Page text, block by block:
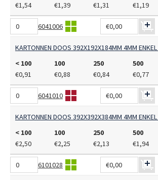
€1,54
€1,39 €1,31 €1,19
6041006 €0,00
KARTONNEN DOOS 392X192X184MM 4MM
< 100
100 250 500
€0,91
€0,88 €0,84 €0,77
6041010 €0,00
KARTONNEN DOOS 392X392X384MM 4MM
< 100
100 250 500
€2,50
€2,25 €2,13 €1,94
6101028 €0,00